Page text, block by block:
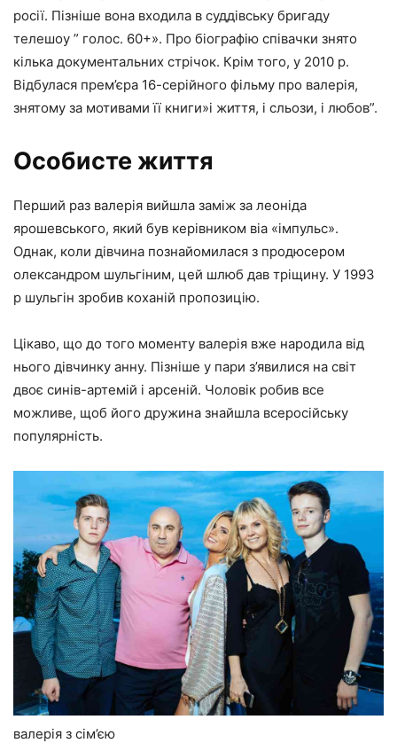
росії. Пізніше вона входила в суддівську бригаду
телешоу ” голос. 60+». Про біографію співачки знято
кілька документальних стрічок. Крім того, у 2010 р.
Відбулася прем’єра 16-серійного фільму про валерія,
знятому за мотивами її книги»і життя, і сльози, і любов”.
Особисте життя
Перший раз валерія вийшла заміж за леоніда
ярошевського, який був керівником віа «імпульс».
Однак, коли дівчина познайомилася з продюсером
олександром шульгіним, цей шлюб дав тріщину. У 1993
р шульгін зробив коханій пропозицію.
Цікаво, що до того моменту валерія вже народила від
нього дівчинку анну. Пізніше у пари з’явилися на світ
двоє синів-артемій і арсеній. Чоловік робив все
можливе, щоб його дружина знайшла всеросійську
популярність.
валерія з сім’єю